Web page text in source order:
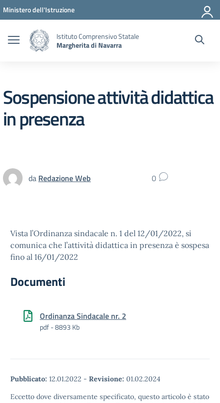
Vai ai contenuti
Vai al menu di navigazione
Vai al footer
Ministero dell'Istruzione
Istituto Comprensivo Statale
Margherita di Navarra
Sospensione attività didattica
in presenza
da Redazione Web 0
Vista l’Ordinanza sindacale n. 1 del 12/01/2022, si
comunica che l’attività didattica in presenza è sospesa
fino al 16/01/2022
Documenti
Ordinanza Sindacale nr. 2
pdf - 8893 Kb
Pubblicato: 12.01.2022 - Revisione: 01.02.2024
Eccetto dove diversamente specificato, questo articolo è stato